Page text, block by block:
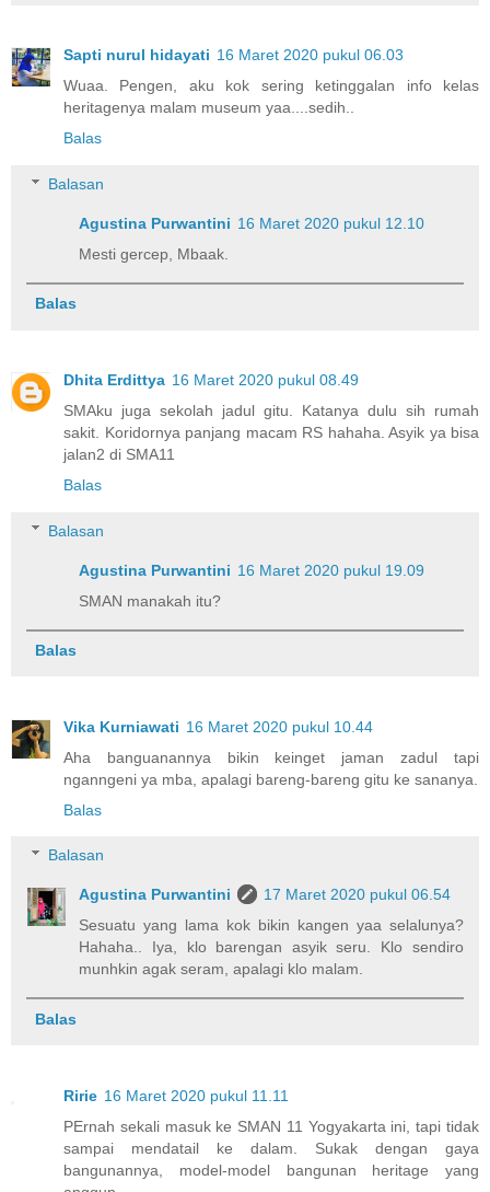
Sapti nurul hidayati 16 Maret 2020 pukul 06.03
Wuaa. Pengen, aku kok sering ketinggalan info kelas
heritagenya malam museum yaa....sedih..
Balas
Balasan
Agustina Purwantini 16 Maret 2020 pukul 12.10
Mesti gercep, Mbaak.
Balas
Dhita Erdittya 16 Maret 2020 pukul 08.49
SMAku juga sekolah jadul gitu. Katanya dulu sih rumah
sakit. Koridornya panjang macam RS hahaha. Asyik ya bisa
jalan2 di SMA11
Balas
Balasan
Agustina Purwantini 16 Maret 2020 pukul 19.09
SMAN manakah itu?
Balas
Vika Kurniawati 16 Maret 2020 pukul 10.44
Aha banguanannya bikin keinget jaman zadul tapi
nganngeni ya mba, apalagi bareng-bareng gitu ke sananya.
Balas
Balasan
Agustina Purwantini
17 Maret 2020 pukul 06.54
Sesuatu yang lama kok bikin kangen yaa selalunya?
Hahaha.. Iya, klo barengan asyik seru. Klo sendiro
munhkin agak seram, apalagi klo malam.
Balas
Ririe 16 Maret 2020 pukul 11.11
PErnah sekali masuk ke SMAN 11 Yogyakarta ini, tapi tidak
sampai mendatail ke dalam. Sukak dengan gaya
bangunannya, model-model bangunan heritage yang